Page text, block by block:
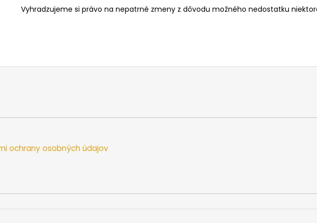
Vyhradzujeme si právo na nepatrné zmeny z dôvodu možného nedostatku
ochrany osobných údajov